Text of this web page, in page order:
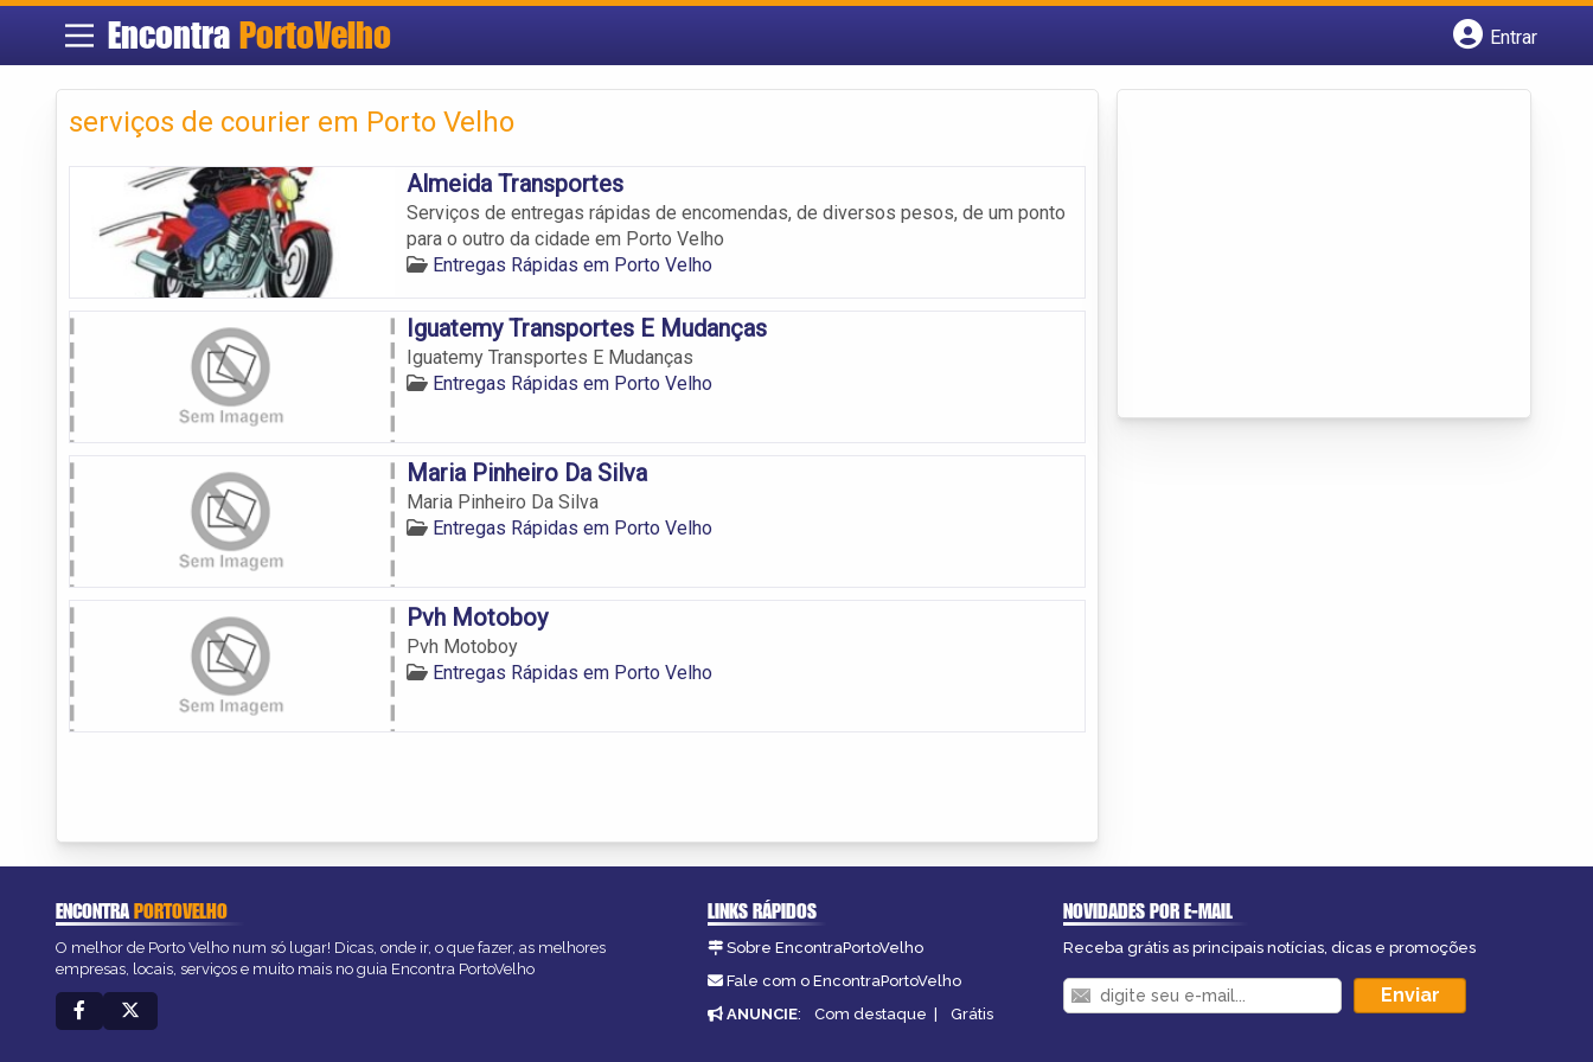
Encontra PortoVelho
Entrar
serviços de courier em Porto Velho
Almeida Transportes
Serviços de entregas rápidas de encomendas, de diversos pesos, de um ponto
para o outro da cidade em Porto Velho
Entregas Rápidas em Porto Velho
Iguatemy Transportes E Mudanças
Iguatemy Transportes E Mudanças
Entregas Rápidas em Porto Velho
Maria Pinheiro Da Silva
Maria Pinheiro Da Silva
Entregas Rápidas em Porto Velho
Pvh Motoboy
Pvh Motoboy
Entregas Rápidas em Porto Velho
ENCONTRAPORTOVELHO
O melhor de Porto Velho num só lugar! Dicas, onde ir, o que fazer, as melhores
empresas, locais, serviços e muito mais no guia Encontra PortoVelho
LINKS RÁPIDOS
Sobre EncontraPortoVelho
Fale com o EncontraPortoVelho
ANUNCIE: Com destaque | Grátis
NOVIDADES POR E-MAIL
Receba grátis as principais notícias, dicas e promoções